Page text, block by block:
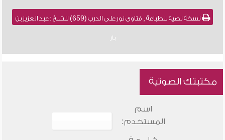
نسخة نصية للطباعة , فتاوى نور على الدرب (659) للشيخ : عبد العزيز بن
باز
مكتبتك الصوتية
اسم
المستخدم: